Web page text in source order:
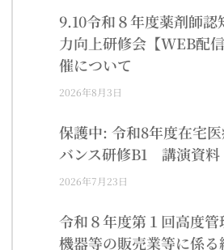
9.10令和８年度薬剤師認
力向上研修会【WEB配
催について
2026年8月3日
保護中: 令和8年度在宅
バンス研修B1 講演資料
2026年7月23日
令和８年度第１回高度管
機器等の販売業等に係る